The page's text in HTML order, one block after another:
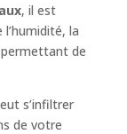
, il est
la
de
s’infiltrer
de votre